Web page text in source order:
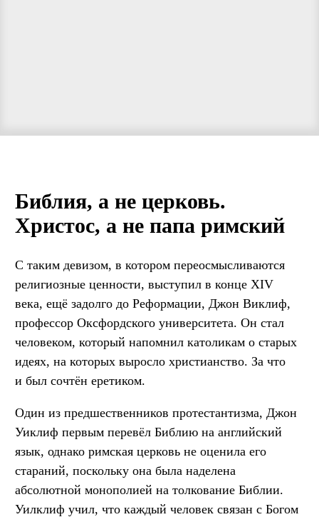
Библия, а не церковь.
Христос, а не папа римский
С таким девизом, в котором переосмысливаются
религиозные ценности, выступил в конце XIV
века, ещё задолго до Реформации, Джон Виклиф,
профессор Оксфордского университета. Он стал
человеком, который напомнил католикам о старых
идеях, на которых выросло христианство. За что
и был сочтён еретиком.
Один из предшественников протестантизма, Джон
Уиклиф первым перевёл Библию на английский
язык, однако римская церковь не оценила его
стараний, поскольку она была наделена
абсолютной монополией на толкование Библии.
Уилклиф учил, что каждый человек связан с Богом